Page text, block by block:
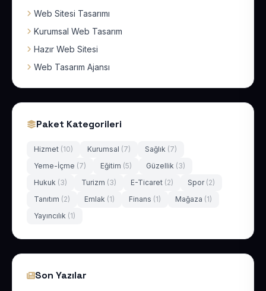
Web Sitesi Tasarımı
Kurumsal Web Tasarım
Hazır Web Sitesi
Web Tasarım Ajansı
Paket Kategorileri
Hizmet (10) Kurumsal (7) Sağlık (7)
Yeme-İçme (7) Eğitim (5) Güzellik (3)
Hukuk (3) Turizm (3) E-Ticaret (2) Spor (2)
Tanıtım (2) Emlak (1) Finans (1) Mağaza (1)
Yayıncılık (1)
Son Yazılar